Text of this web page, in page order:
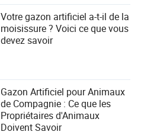
Votre gazon artificiel a-t-il de la
moisissure ? Voici ce que vous
devez savoir
Gazon Artificiel pour Animaux
de Compagnie : Ce que les
Propriétaires d'Animaux
Doivent Savoir